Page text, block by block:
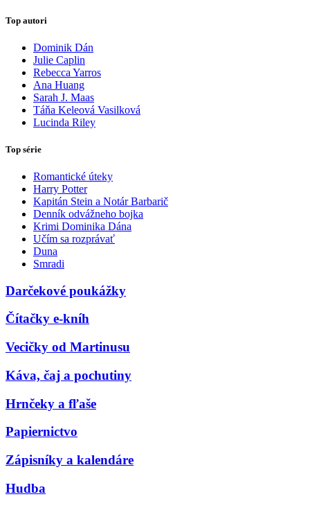
Top autori
Dominik Dán
Julie Caplin
Rebecca Yarros
Ana Huang
Sarah J. Maas
Táňa Keleová Vasilková
Lucinda Riley
Top série
Romantické úteky
Harry Potter
Kapitán Stein a Notár Barbarič
Denník odvážneho bojka
Krimi Dominika Dána
Učím sa rozprávať
Duna
Smradi
Darčekové poukážky
Čítačky e-kníh
Vecičky od Martinusu
Káva, čaj a pochutiny
Hrnčeky a fľaše
Papiernictvo
Zápisníky a kalendáre
Hudba